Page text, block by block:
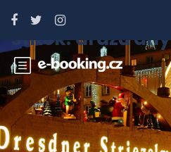
Štítek:drážďany